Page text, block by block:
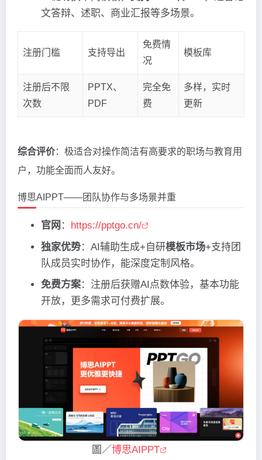
文答辩、述职、商业汇报等多场景。
注册门槛 支持导出
免费情
况
模板库
注册后不限
次数
PPTX、
PDF
完全免
费
多样，实时
更新
综合评价：极适合对操作简洁有高要求的职场与教育用
户，功能全面而人友好。
博思AIPPT——团队协作与多场景并重
官网 ： https://pptgo.cn/
独家优势：AI辅助生成+自研模板市场+支持团
队成员实时协作，能深度定制风格。
免费方案：注册后获赠AI点数体验，基本功能
开放，更多需求可付费扩展。
圖／博思AIPPT